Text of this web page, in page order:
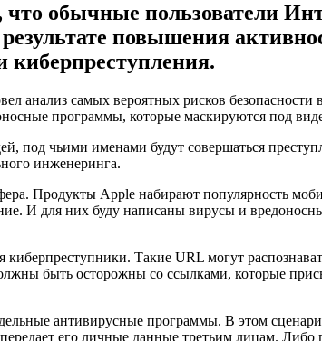
обычные пользователи
повышения
киберпреступления.
анализ самых вероятных рисков
программы, которые маскируются под
под чьими именами будут совершаться
инженеринга.
Продукты Apple набирают популярность
И для них буду написаны вирусы и
Такие URL могут
быть осторожны со ссылками, которые
антивирусные программы. В этом
его личные данные третьим лицам.